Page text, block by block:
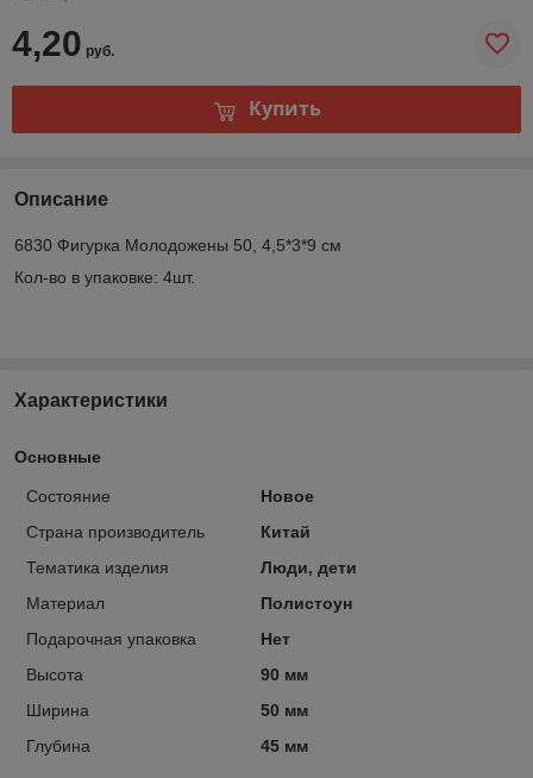
4,20 руб.
Купить
Описание
6830 Фигурка Молодожены 50, 4,5*3*9 см
Кол-во в упаковке: 4шт.
Характеристики
Основные
Состояние
Новое
Страна производитель
Китай
Тематика изделия
Люди, дети
Материал
Полистоун
Подарочная упаковка
Нет
Высота
90 мм
Ширина
50 мм
Глубина
45 мм